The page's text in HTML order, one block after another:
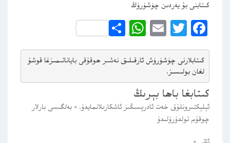
كىتابنى بۇ يەردىن چۈشۈرۈڭ
Facebook
Twitter
Email
WhatsApp
Share
كىتابلارنى چۈشۈرۈش ئارقىلىق نەشىر ھوقۇقى باياناتىمىزغا قوشۇ
لغان بولىسىز.
كىتابغا باھا بېرىڭ
ئېلېكتىرونلۇق خەت ئادرېسىڭىز ئاشكارىلانمايدۇ. * بەلگىسى بارلار
چوقۇم تولدۇرۇلىدۇ